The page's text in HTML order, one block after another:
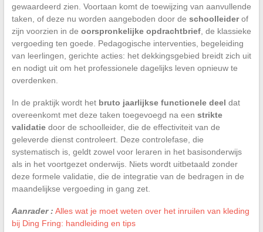
gewaardeerd zien. Voortaan komt de toewijzing van aanvullende
taken, of deze nu worden aangeboden door de schoolleiderof
zijn voorzien in de oorspronkelijke opdrachtbrief, de klassieke
vergoeding ten goede. Pedagogische interventies, begeleiding
van leerlingen, gerichte acties: het dekkingsgebied breidt zich uit
en nodigt uit om het professionele dagelijks leven opnieuw te
overdenken.
In de praktijk wordt het bruto jaarlijkse functionele deel dat
overeenkomt met deze taken toegevoegd na een strikte
validatiedoor de schoolleider, die de effectiviteit van de
geleverde dienst controleert. Deze controlefase, die
systematisch is, geldt zowel voor leraren in het basisonderwijs
als in het voortgezet onderwijs. Niets wordt uitbetaald zonder
deze formele validatie, die de integratie van de bedragen in de
maandelijkse vergoeding in gang zet.
Aanrader : Alles wat je moet weten over het inruilen van kleding
bij Ding Fring: handleiding en tips